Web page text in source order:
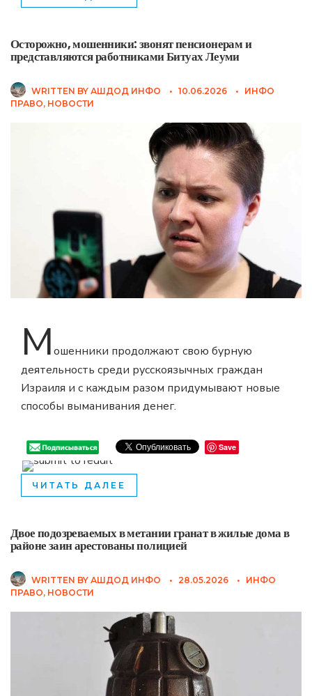
Осторожно, мошенники: звонят пенсионерам и
представляются работниками Битуах Леуми
WRITTEN BY АШДОД ИНФО • 10.06.2026 •
ИНФО
ПРАВО, НОВОСТИ
Мошенники продолжают свою бурную
деятельность среди русскоязычных граждан
Израиля и с каждым разом придумывают новые
способы выманивания денег.
Save
ЧИТАТЬ ДАЛЕЕ
Двое подозреваемых в метании гранат в жилые дома в
районе заин арестованы полицией
WRITTEN BY АШДОД ИНФО • 28.05.2026 •
ИНФО
ПРАВО, НОВОСТИ